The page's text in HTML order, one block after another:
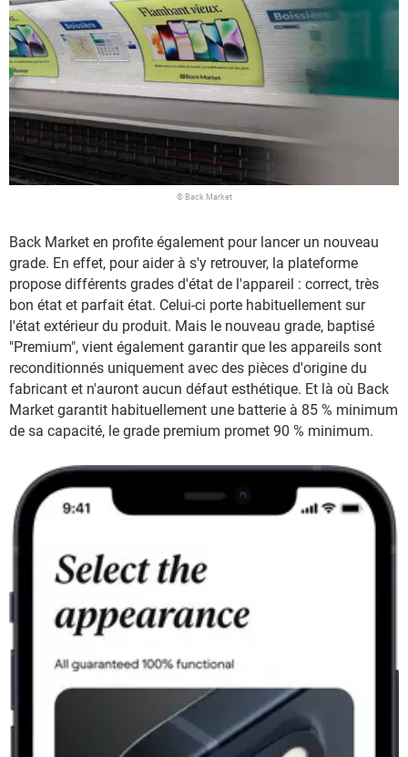
© Back Market
Back Market en profite également pour lancer un nouveau
grade. En effet, pour aider à s'y retrouver, la plateforme
propose différents grades d'état de l'appareil : correct, très
bon état et parfait état. Celui-ci porte habituellement sur
l'état extérieur du produit. Mais le nouveau grade, baptisé
"Premium", vient également garantir que les appareils sont
reconditionnés uniquement avec des pièces d'origine du
fabricant et n'auront aucun défaut esthétique. Et là où Back
Market garantit habituellement une batterie à 85 % minimum
de sa capacité, le grade premium promet 90 % minimum.